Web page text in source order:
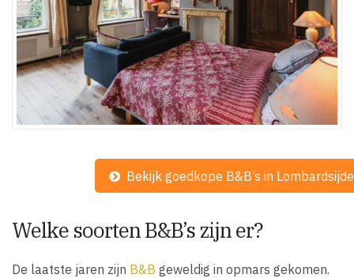
Bekijk goedkope B&B’s in Lombardsijde
Welke soorten B&B’s zijn er?
De laatste jaren zijn B&B geweldig in opmars gekomen.